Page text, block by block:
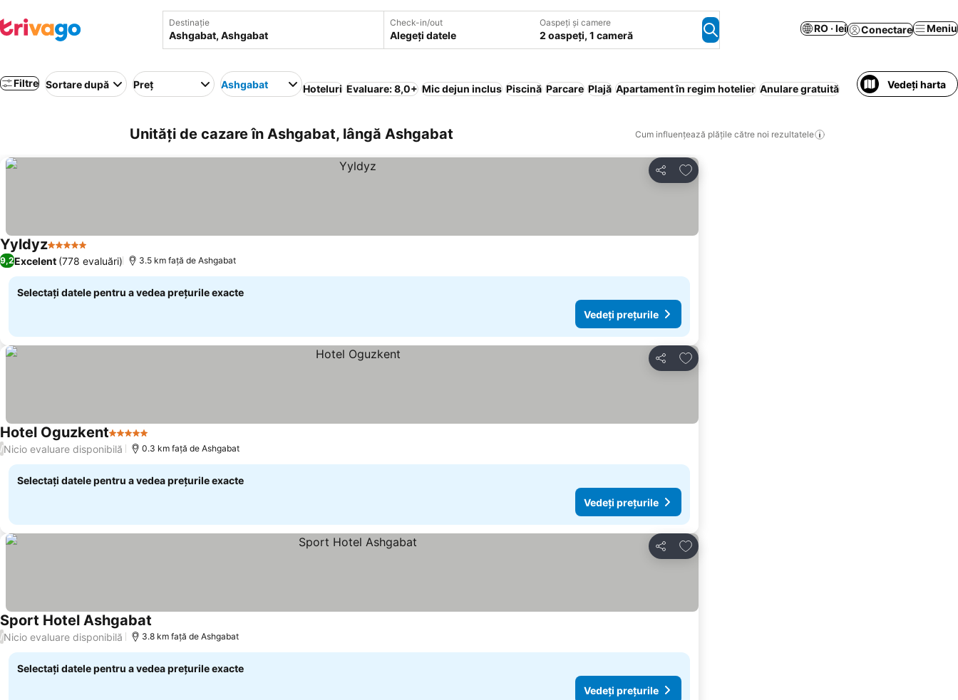
Destinație Check-in/out
Alegeți datele
Oaspeți și camere
2 oaspeți, 1 cameră
RO · lei Conectare Meniu
Filtre Sortare după Preț Ashgabat Hoteluri Evaluare: 8,0+ Mic dejun inclus Piscină Parcare Plajă Apartament în regim hotelier Anulare gratuită Vedeți harta
Unități de cazare în Ashgabat, lângă Ashgabat Cum influențează plățile către noi rezultatele
Distribuiți
Adăugaţi la favorite
Yyldyz5 Stele
9,2Excelent (778 evaluări) 3.5 km faţă de Ashgabat
Selectați datele pentru a vedea prețurile exacte
Vedeți prețurile
Distribuiți
Adăugaţi la favorite
Hotel Oguzkent5 Stele
/Nicio evaluare disponibilă 0.3 km faţă de Ashgabat
Selectați datele pentru a vedea prețurile exacte
Vedeți prețurile
Distribuiți
Adăugaţi la favorite
Sport Hotel Ashgabat
/Nicio evaluare disponibilă 3.8 km faţă de Ashgabat
Selectați datele pentru a vedea prețurile exacte
Vedeți prețurile